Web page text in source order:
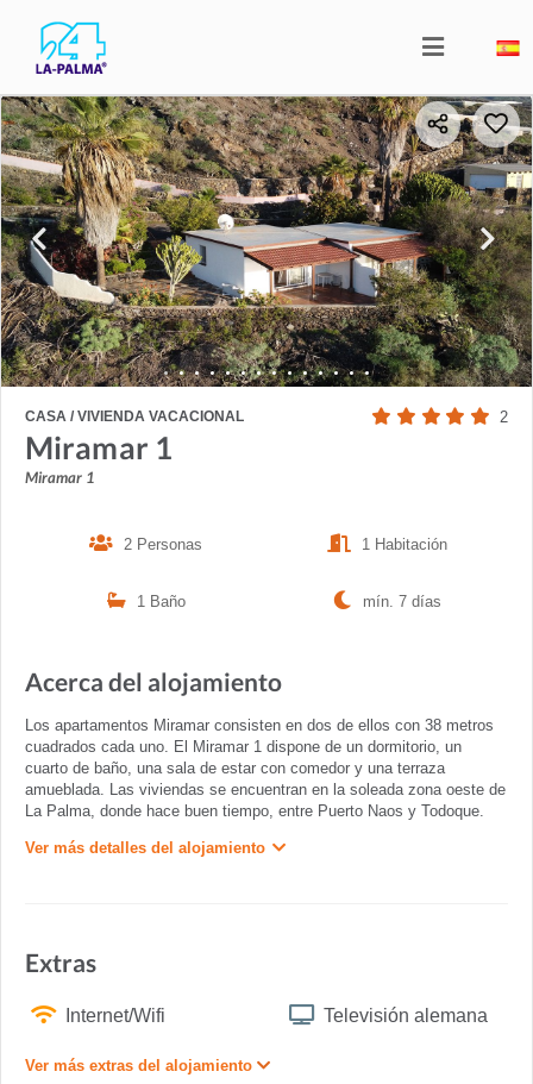
CASA / VIVIENDA VACACIONAL 2
Miramar 1
Miramar 1
2 Personas 1 Habitación
1 Baño mín. 7 días
Acerca del alojamiento
Los apartamentos Miramar consisten en dos de ellos con 38 metros
cuadrados cada uno. El Miramar 1 dispone de un dormitorio, un
cuarto de baño, una sala de estar con comedor y una terraza
amueblada. Las viviendas se encuentran en la soleada zona oeste de
La Palma, donde hace buen tiempo, entre Puerto Naos y Todoque.
Ver más detalles del alojamiento
Extras
Internet/Wifi Televisión alemana
Ver más extras del alojamiento